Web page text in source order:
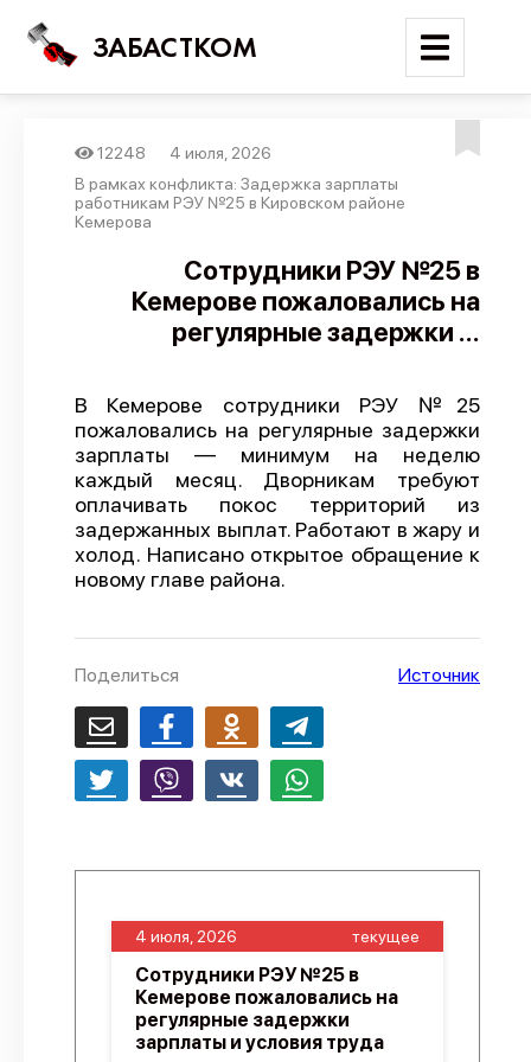
ЗАБАСТКОМ
Войти
Новости
Карта событий
Отчеты
Предложить публикацию
Справочник
API
О проекте
12248
4 июля, 2026
В рамках конфликта: Задержка зарплаты
работникам РЭУ №25 в Кировском районе
Кемерова
Сотрудники РЭУ №25 в
Кемерове пожаловались на
регулярные задержки ...
В Кемерове сотрудники РЭУ №25
пожаловались на регулярные задержки
зарплаты — минимум на неделю
каждый месяц. Дворникам требуют
оплачивать покос территорий из
задержанных выплат. Работают в жару и
холод. Написано открытое обращение к
новому главе района.
Поделиться Источник
4 июля, 2026 текущее
Сотрудники РЭУ №25 в
Кемерове пожаловались на
регулярные задержки
зарплаты и условия труда